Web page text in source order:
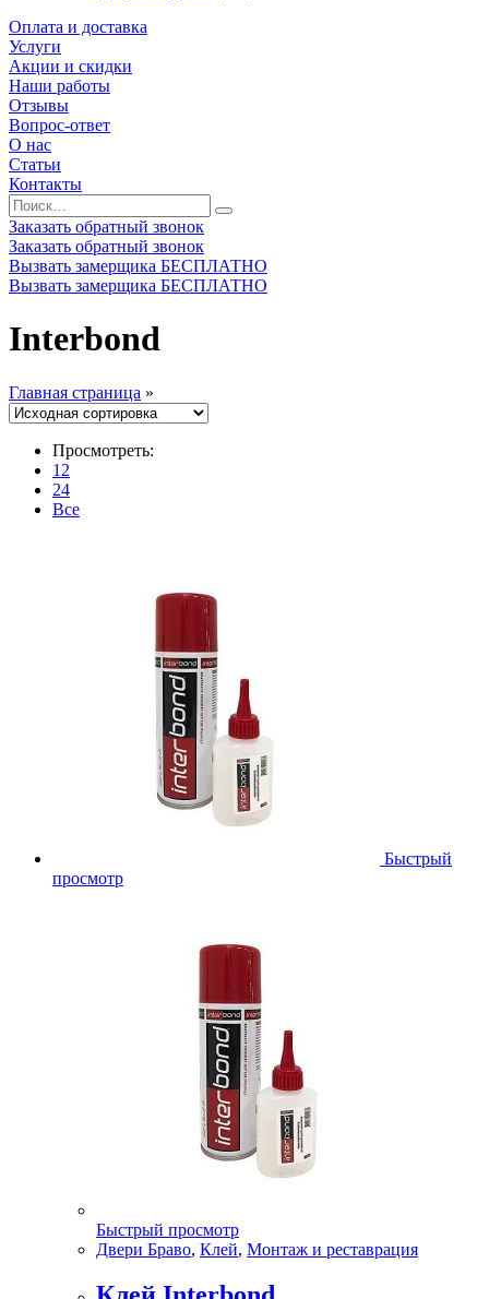
Оплата и доставка
Услуги
Акции и скидки
Наши работы
Отзывы
Вопрос-ответ
О нас
Статьи
Контакты
Заказать обратный звонок
Заказать обратный звонок
Вызвать замерщика БЕСПЛАТНО
Вызвать замерщика БЕСПЛАТНО
Interbond
Главная страница »
Просмотреть:
12
24
Все
Быстрый
просмотр
Быстрый просмотр
Двери Браво, Клей, Монтаж и реставрация